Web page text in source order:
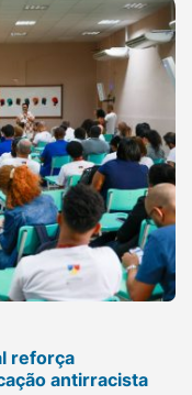
reforça
antirracista